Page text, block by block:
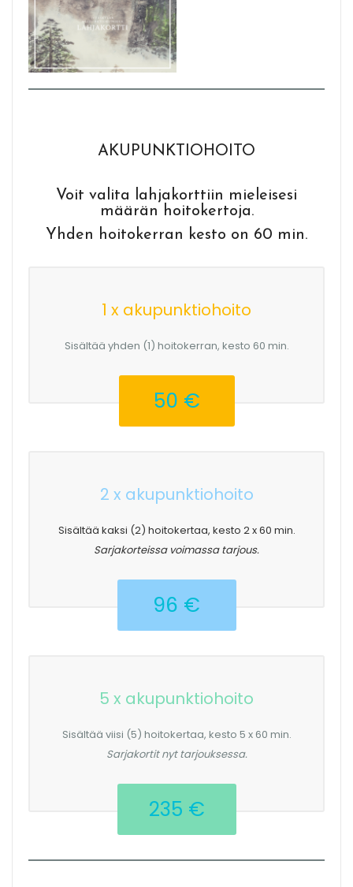
AKUPUNKTIOHOITO
Voit valita lahjakorttiin mieleisesi
määrän hoitokertoja.
Yhden hoitokerran kesto on 60 min.
1 x akupunktiohoito
Sisältää yhden (1) hoitokerran, kesto 60 min.
50 €
2 x akupunktiohoito
Sisältää kaksi (2) hoitokertaa, kesto 2 x 60 min.
Sarjakorteissa voimassa tarjous.
96 €
5 x akupunktiohoito
Sisältää viisi (5) hoitokertaa, kesto 5 x 60 min.
Sarjakortit nyt tarjouksessa.
235 €